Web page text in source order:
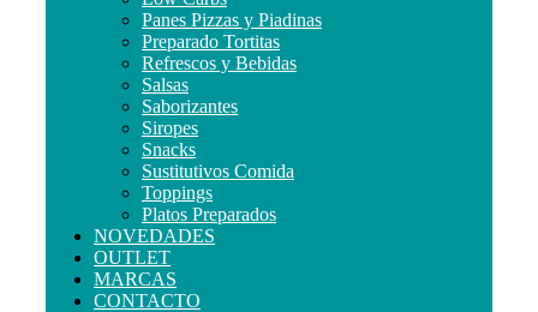
Panes Pizzas y Piadinas
Preparado Tortitas
Refrescos y Bebidas
Salsas
Saborizantes
Siropes
Snacks
Sustitutivos Comida
Toppings
Platos Preparados
NOVEDADES
OUTLET
MARCAS
CONTACTO